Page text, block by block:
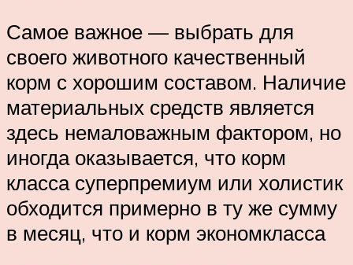
Самое важное — выбрать для
своего животного качественный
корм с хорошим составом. Наличие
материальных средств является
здесь немаловажным фактором, но
иногда оказывается, что корм
класса суперпремиум или холистик
обходится примерно в ту же сумму
в месяц, что и корм экономкласса